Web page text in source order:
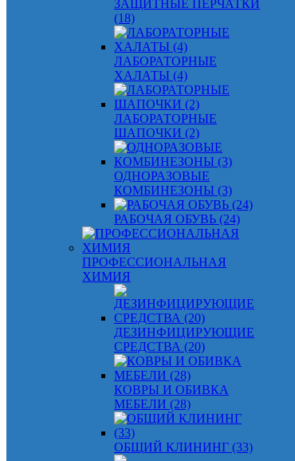
ЗАЩИТНЫЕ ПЕРЧАТКИ
(18)
ЛАБОРАТОРНЫЕ
ХАЛАТЫ (4)
ЛАБОРАТОРНЫЕ
ШАПОЧКИ (2)
ОДНОРАЗОВЫЕ
КОМБИНЕЗОНЫ (3)
РАБОЧАЯ ОБУВЬ (24)
ПРОФЕССИОНАЛЬНАЯ
ХИМИЯ
ДЕЗИНФИЦИРУЮЩИЕ
СРЕДСТВА (20)
КОВРЫ И ОБИВКА
МЕБЕЛИ (28)
ОБЩИЙ КЛИНИНГ (33)